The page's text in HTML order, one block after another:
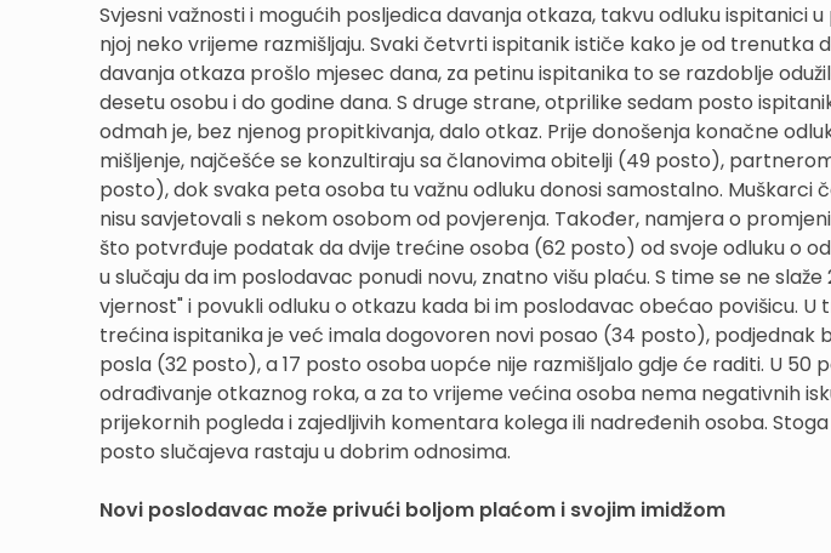
Svjesni važnosti i mogućih posljedica davanja otkaza, takvu odluku ispitanici
njoj neko vrijeme razmišljaju. Svaki četvrti ispitanik ističe kako je od trenutka
davanja otkaza prošlo mjesec dana, za petinu ispitanika to se razdoblje
desetu osobu i do godine dana. S druge strane, otprilike sedam posto
odmah je, bez njenog propitkivanja, dalo otkaz. Prije donošenja konačne
mišljenje, najčešće se konzultiraju sa članovima obitelji (49 posto),
posto), dok svaka peta osoba tu važnu odluku donosi samostalno. Muškarci
nisu savjetovali s nekom osobom od povjerenja. Također, namjera o
što potvrđuje podatak da dvije trećine osoba (62 posto) od svoje odluku o
u slučaju da im poslodavac ponudi novu, znatno višu plaću. S time se ne
vjernost" i povukli odluku o otkazu kada bi im poslodavac obećao povišicu.
trećina ispitanika je već imala dogovoren novi posao (34 posto), podjednak
posla (32 posto), a 17 posto osoba uopće nije razmišljalo gdje će raditi. U 50
odrađivanje otkaznog roka, a za to vrijeme većina osoba nema negativnih
prijekornih pogleda i zajedljivih komentara kolega ili nadređenih osoba.
posto slučajeva rastaju u dobrim odnosima.
Novi poslodavac može privući boljom plaćom i svojim imidžom